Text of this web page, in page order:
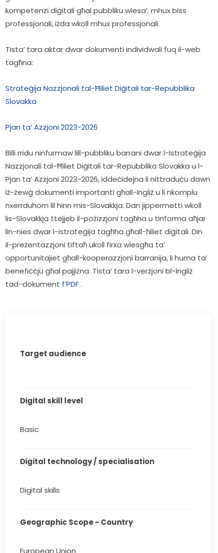
kompetenzi diġitali għal pubbliku wiesa’, mhux biss
professjonali, iżda wkoll mhux professjonali.
Tista’ tara aktar dwar dokumenti individwali fuq il-web
tagħna:
Strateġija Nazzjonali tal-Ħiliet Diġitali tar-Repubblika
Slovakka
Pjan ta’ Azzjoni 2023-2026
Billi rridu ninfurmaw lill-pubbliku barrani dwar l-Istrateġija
Nazzjonali tal-Ħiliet Diġitali tar-Repubblika Slovakka u l-
Pjan ta’ Azzjoni 2023-2026, iddeċidejna li nittraduċu dawn
iż-żewġ dokumenti importanti għall-Ingliż u li nkomplu
nxerrduhom lil hinn mis-Slovakkja. Dan jippermetti wkoll
lis-Slovakkja ttejjeb il-pożizzjoni tagħha u tinforma aħjar
lin-nies dwar l-istrateġija tagħha għall-ħiliet diġitali. Din
il-preżentazzjoni tiftaħ ukoll firxa wiesgħa ta’
opportunitajiet għall-kooperazzjoni barranija, li huma ta’
benefiċċju għal pajjiżna. Tista’ tara l-verżjoni bl-Ingliż
tad-dokument f’PDF .
Target audience
Digital skill level
Basic
Digital technology / specialisation
Digital skills
Geographic Scope - Country